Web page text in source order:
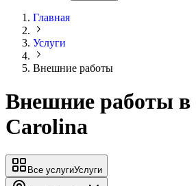
Главная
Услуги
Внешние работы
Внешние работы в
Carolina
Все услугиУслуги